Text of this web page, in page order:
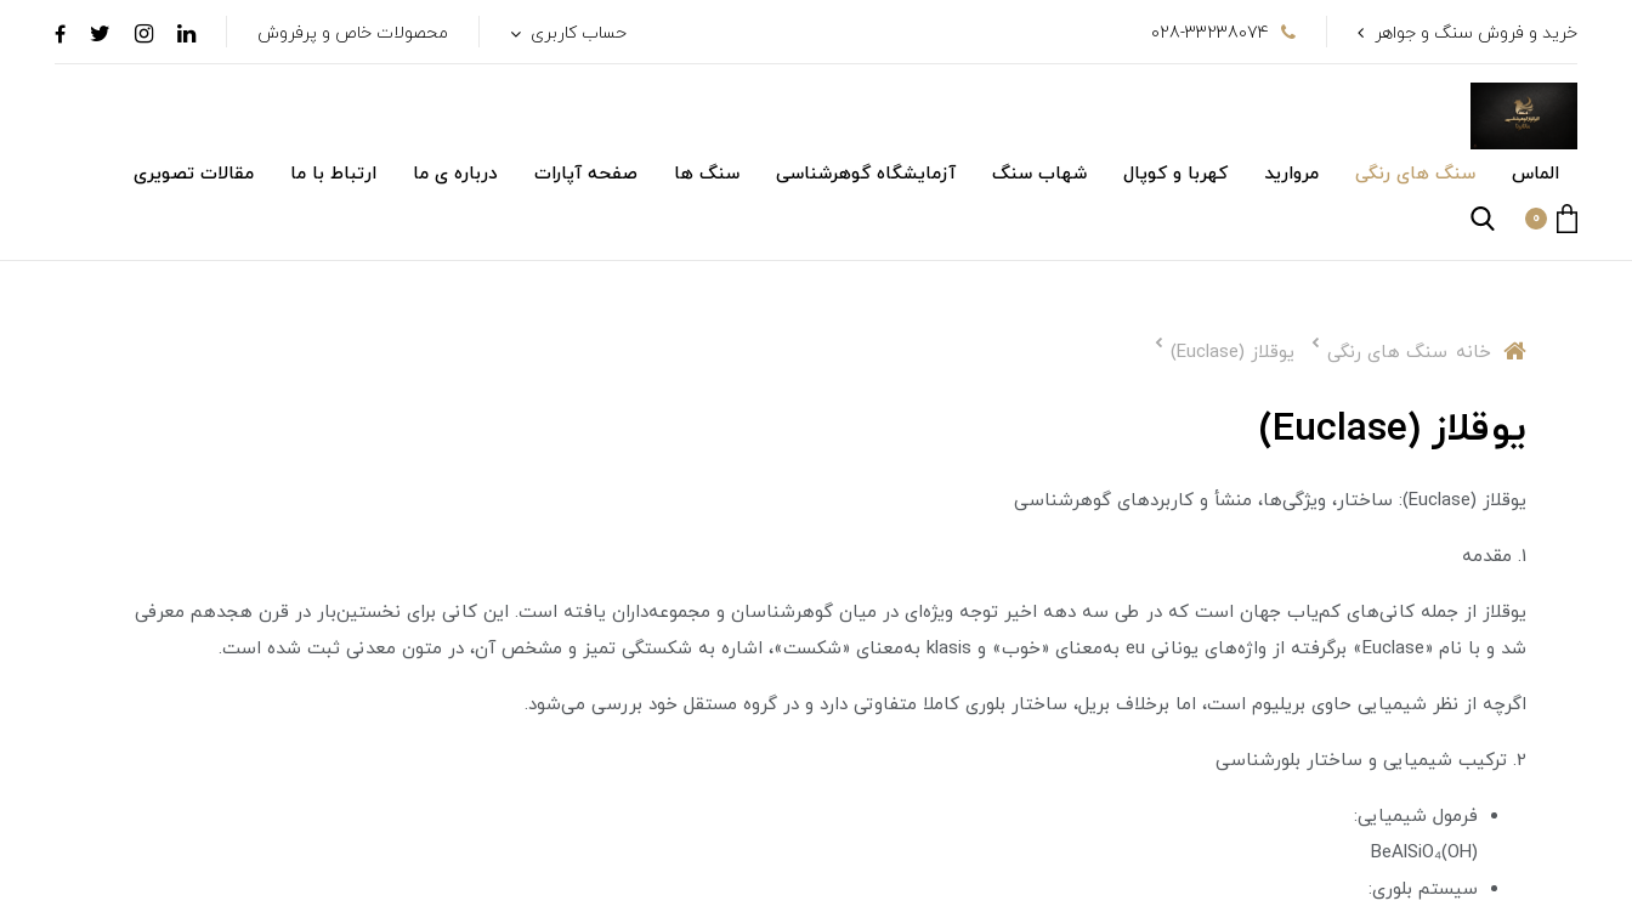
خرید و فروش سنگ و جواهر 028-33238074 حساب کاربری محصولات خاص و پرفروش
الماس سنگ های رنگی مروارید کهربا و کوپال شهاب سنگ آزمایشگاه گوهرشناسی سنگ ها صفحه آپارات درباره ی ما ارتباط با ما مقالات تصویری
0
خانه سنگ های رنگی یوقلاز (Euclase)
یوقلاز (Euclase)
یوقلاز (Euclase): ساختار، ویژگی‌ها، منشأ و کاربردهای گوهرشناسی
1. مقدمه
یوقلاز از جمله کانی‌های کم‌یاب جهان است که در طی سه دهه اخیر توجه ویژه‌ای در میان گوهرشناسان و مجموعه‌داران یافته است. این کانی برای نخستین‌بار در قرن هجدهم معرفی
شد و با نام «Euclase» برگرفته از واژه‌های یونانی eu به‌معنای «خوب» و klasis به‌معنای «شکست»، اشاره به شکستگی تمیز و مشخص آن، در متون معدنی ثبت شده است.
اگرچه از نظر شیمیایی حاوی بریلیوم است، اما برخلاف بریل، ساختار بلوری کاملا متفاوتی دارد و در گروه مستقل خود بررسی می‌شود.
2. ترکیب شیمیایی و ساختار بلورشناسی
فرمول شیمیایی:
BeAlSiO₄(OH)
سیستم بلوری: